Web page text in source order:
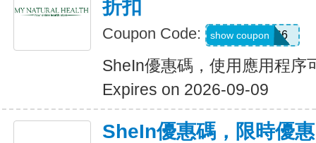
折扣
Coupon Code: 295KHS6
show coupon
SheIn優惠碼，使用應用程序
Expires on 2026-09-09
SheIn優惠碼，限時優